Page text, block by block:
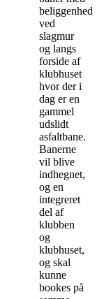
beliggenhed
ved
slagmur
og langs
forside af
klubhuset
hvor der i
dag er en
gammel
udslidt
asfaltbane.
Banerne
vil blive
indhegnet,
og en
integreret
del af
klubben
og
klubhuset,
og skal
kunne
bookes på